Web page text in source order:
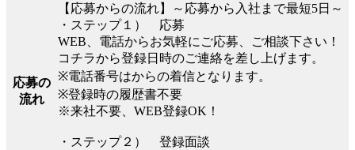
応募の
流れ
【応募からの流れ】～応募から入社まで最短5日～
・ステップ１） 応募
WEB、電話からお気軽にご応募、ご相談下さい！
コチラから登録日時のご連絡を差し上げます。
※電話番号はからの着信となります。
※登録時の履歴書不要
※来社不要、WEB登録OK！
・ステップ２） 登録面談